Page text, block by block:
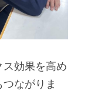
効果を高め
ながりま